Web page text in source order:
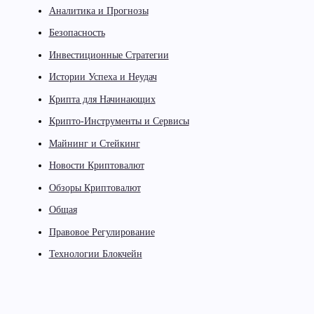
Аналитика и Прогнозы
Безопасность
Инвестиционные Стратегии
Истории Успеха и Неудач
Крипта для Начинающих
Крипто-Инструменты и Сервисы
Майнинг и Стейкинг
Новости Криптовалют
Обзоры Криптовалют
Общая
Правовое Регулирование
Технологии Блокчейн